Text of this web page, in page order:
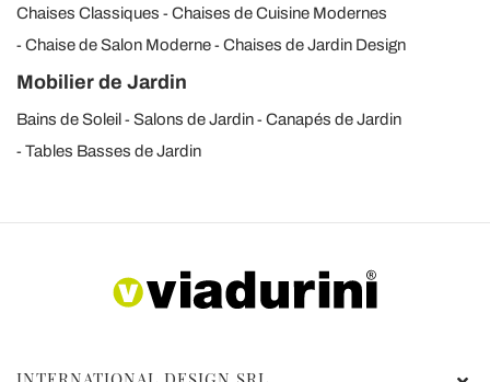
Chaises Classiques
Chaises de Cuisine Modernes
Chaise de Salon Moderne
Chaises de Jardin Design
Mobilier de Jardin
Bains de Soleil Salons de Jardin
Canapés de Jardin
Tables Basses de Jardin